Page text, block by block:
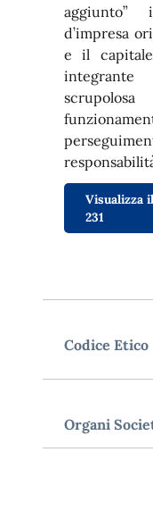
d’impresa
e il
Visualizza
231
Codice Etico
Organi